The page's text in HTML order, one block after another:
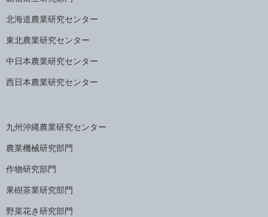
北海道農業研究センター
東北農業研究センター
中日本農業研究センター
西日本農業研究センター
九州沖縄農業研究センター
農業機械研究部門
作物研究部門
果樹茶業研究部門
野菜花き研究部門